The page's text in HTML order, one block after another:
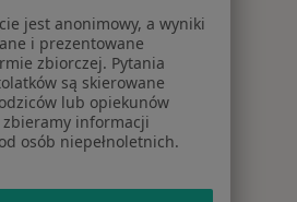
MED w Bytomiu
w Bytomiu
w Bytomiu
jest anonimowy, a wyniki
i prezentowane
zbiorczej. Pytania
są skierowane
lub opiekunów
informacji
osób niepełnoletnich.